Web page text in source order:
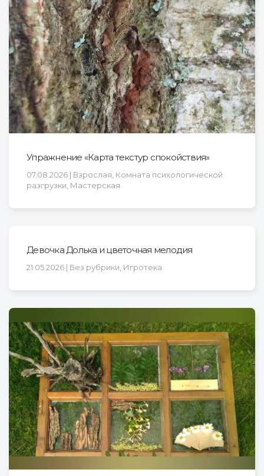
Упражнение «Карта текстур спокойствия»
07.08.2026 | Взрослая, Комната психологической
разгрузки, Мастерская
Девочка Долька и цветочная мелодия
21.05.2026 | Без рубрики, Игротека